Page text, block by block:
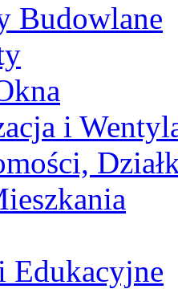
Budowlane
i
Edukacyjne